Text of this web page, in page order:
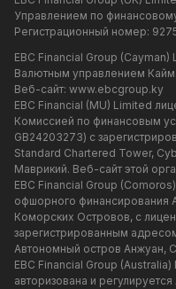
Управлением по
Регистрационный номер:
EBC Financial Group
Валютным управлением
Веб-сайт: www.ebcgroup.ky
EBC Financial (MU) Limited
Комиссией по финансовым
GB24203273) с
Standard Chartered Tower,
Маврикий. Веб-сайт этой
EBC Financial Group
офшорного финансирования
Коморских Островов, с
зарегистрированным
Автономный остров Анжуан,
EBC Financial Group
авторизована и